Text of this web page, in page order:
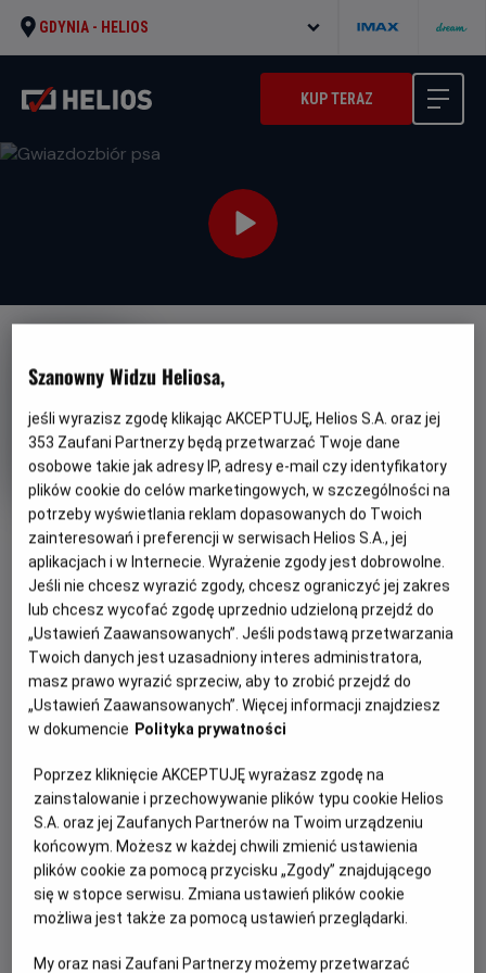
GDYNIA - HELIOS
KUP TERAZ
OBSERWUJ
Gwiazdozbiór psa
Oryginalny
tytuł
The Dog Stars Gatunek
Akcja
Minimalny
wiek
Od 13 lat
Czas
trwania
119 min
Kraj
i
rok
produkcji
USA (2026)
PREMIERA
28 sierpnia 2026
REŻYSERIA
Ridley Scott
SCENARIUSZ
Mark L. Smith
OBSADA
Margaret Qualley, Jacob Elordi
WIĘCEJ SZCZEGÓŁÓW
GODZINY SEANSÓW
PIĄTEK, 28 SIERPNIA 2026
PIĄTEK,
SIERPNIA
2026
19:00
2D, napisy
POKAŻ KOLEJNE DNI
Szanowny Widzu Heliosa,
jeśli wyrazisz zgodę klikając AKCEPTUJĘ, Helios S.A. oraz jej
353 Zaufani Partnerzy będą przetwarzać Twoje dane
osobowe takie jak adresy IP, adresy e-mail czy identyfikatory
plików cookie do celów marketingowych, w szczególności na
potrzeby wyświetlania reklam dopasowanych do Twoich
zainteresowań i preferencji w serwisach Helios S.A., jej
aplikacjach i w Internecie. Wyrażenie zgody jest dobrowolne.
Jeśli nie chcesz wyrazić zgody, chcesz ograniczyć jej zakres
lub chcesz wycofać zgodę uprzednio udzieloną przejdź do
„Ustawień Zaawansowanych”. Jeśli podstawą przetwarzania
Twoich danych jest uzasadniony interes administratora,
masz prawo wyrazić sprzeciw, aby to zrobić przejdź do
„Ustawień Zaawansowanych”. Więcej informacji znajdziesz
w dokumencie Polityka prywatności
Poprzez kliknięcie AKCEPTUJĘ wyrażasz zgodę na
zainstalowanie i przechowywanie plików typu cookie Helios
S.A. oraz jej Zaufanych Partnerów na Twoim urządzeniu
końcowym. Możesz w każdej chwili zmienić ustawienia
plików cookie za pomocą przycisku „Zgody” znajdującego
się w stopce serwisu. Zmiana ustawień plików cookie
możliwa jest także za pomocą ustawień przeglądarki.
My oraz nasi Zaufani Partnerzy możemy przetwarzać